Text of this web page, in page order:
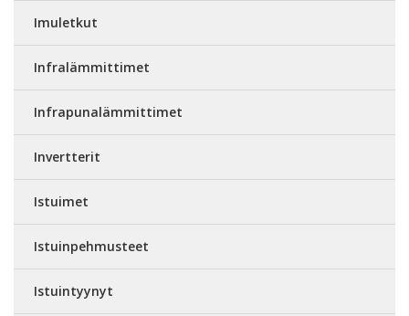
Imuletkut
Infralämmittimet
Infrapunalämmittimet
Invertterit
Istuimet
Istuinpehmusteet
Istuintyynyt